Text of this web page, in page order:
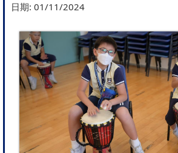
日期: 01/11/2024